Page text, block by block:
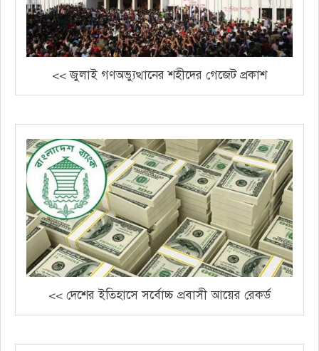
<< জুলাই গণঅভ্যুত্থানের শহীদের গেজেট প্রকাশ
<< দেশের ইতিহাসে সর্বোচ্চ প্রবাসী আয়ের রেকর্ড